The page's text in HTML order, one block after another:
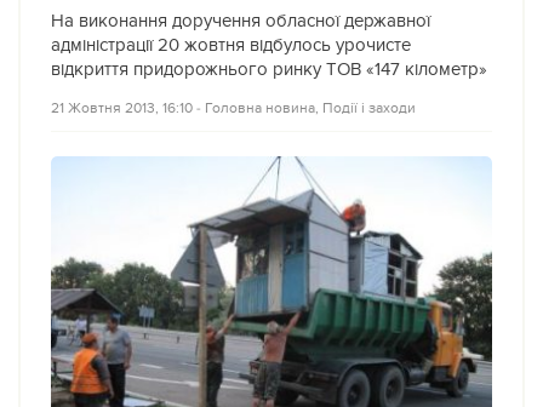
На виконання доручення обласної державної
адміністрації 20 жовтня відбулось урочисте
відкриття придорожнього ринку ТОВ «147 кілометр»
21 Жовтня 2013, 16:10 ‐ Головна новина, Події і заходи